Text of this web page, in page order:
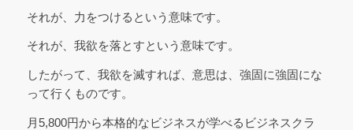
それが、力をつけるという意味です。
それが、我欲を落とすという意味です。
したがって、我欲を滅すれば、意思は、強固に強固にな
って行くものです。
月5,800円から本格的なビジネスが学べるビジネスクラ